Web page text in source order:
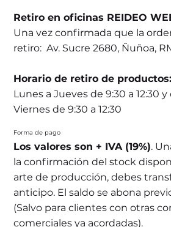
Retiro en oficinas REIDEO
Una vez confirmada que la
retiro: Av. Sucre 2680, Ñuñoa,
Horario de retiro de productos:
Lunes a Jueves de 9:30 a 12:30 y
Viernes de 9:30 a 12:30
Forma de pago
Los valores son + IVA (19%).
la confirmación del stock
arte de producción, debes
anticipo. El saldo se abona
(Salvo para clientes con otras
comerciales ya acordadas).